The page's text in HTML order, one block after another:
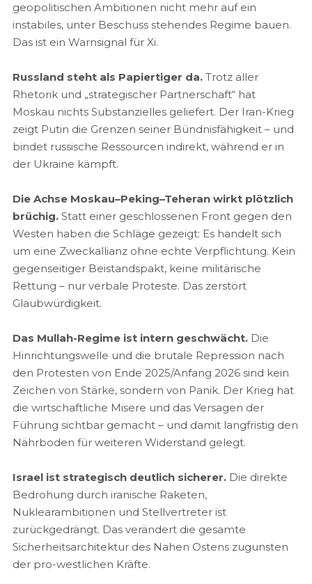
geopolitischen Ambitionen nicht mehr auf ein
instabiles, unter Beschuss stehendes Regime bauen.
Das ist ein Warnsignal für Xi.
Russland steht als Papiertiger da.Trotz aller
Rhetorik und „strategischer Partnerschaft“ hat
Moskau nichts Substanzielles geliefert. Der Iran-Krieg
zeigt Putin die Grenzen seiner Bündnisfähigkeit – und
bindet russische Ressourcen indirekt, während er in
der Ukraine kämpft.
Die Achse Moskau–Peking–Teheran wirkt plötzlich
brüchig.Statt einer geschlossenen Front gegen den
Westen haben die Schläge gezeigt: Es handelt sich
um eine Zweckallianz ohne echte Verpflichtung. Kein
gegenseitiger Beistandspakt, keine militärische
Rettung – nur verbale Proteste. Das zerstört
Glaubwürdigkeit.
Das Mullah-Regime ist intern geschwächt.Die
Hinrichtungswelle und die brutale Repression nach
den Protesten von Ende 2025/Anfang 2026 sind kein
Zeichen von Stärke, sondern von Panik. Der Krieg hat
die wirtschaftliche Misere und das Versagen der
Führung sichtbar gemacht – und damit langfristig den
Nährboden für weiteren Widerstand gelegt.
Israel ist strategisch deutlich sicherer.Die direkte
Bedrohung durch iranische Raketen,
Nuklearambitionen und Stellvertreter ist
zurückgedrängt. Das verändert die gesamte
Sicherheitsarchitektur des Nahen Ostens zugunsten
der pro-westlichen Kräfte.